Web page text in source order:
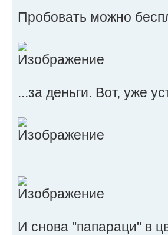
Пробовать можно
...за деньги. Вот, уже
И снова "папараци" в